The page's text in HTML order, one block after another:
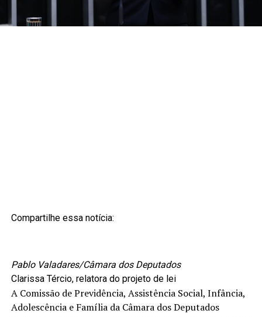
Compartilhe essa notícia:
Pablo Valadares/Câmara dos Deputados
Clarissa Tércio, relatora do projeto de lei
A Comissão de Previdência, Assistência Social, Infância,
Adolescência e Família da Câmara dos Deputados